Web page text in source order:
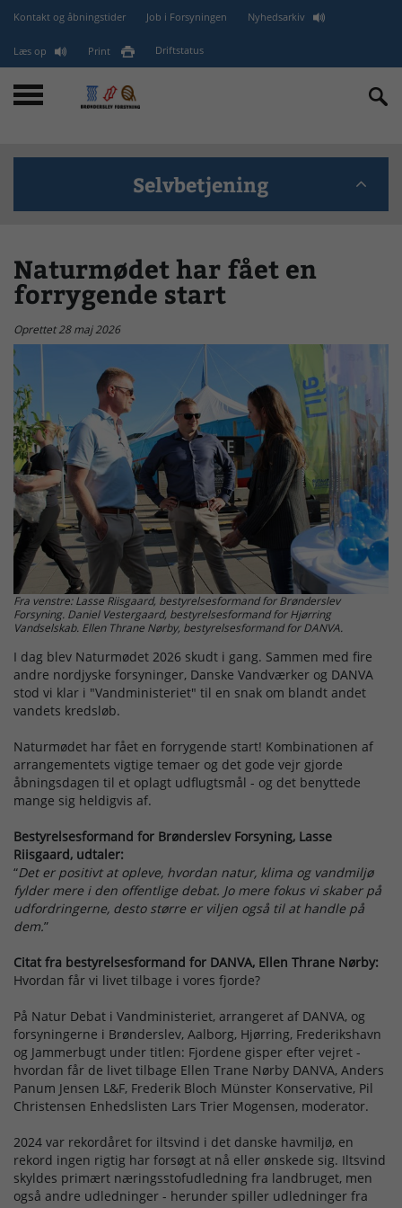
Kontakt og åbningstider Job i Forsyningen Nyhedsarkiv
Læs op Print Driftstatus
Selvbetjening
minForsyning
Driftsforstyrrelser
Naturmødet har fået en
forrygende start
Oprettet 28 maj 2026
Fra venstre: Lasse Riisgaard, bestyrelsesformand for Brønderslev
Forsyning. Daniel Vestergaard, bestyrelsesformand for Hjørring
Vandselskab. Ellen Thrane Nørby, bestyrelsesformand for DANVA.
I dag blev Naturmødet 2026 skudt i gang. Sammen med fire
andre nordjyske forsyninger, Danske Vandværker og DANVA
stod vi klar i "Vandministeriet" til en snak om blandt andet
vandets kredsløb.
Naturmødet har fået en forrygende start! Kombinationen af
arrangementets vigtige temaer og det gode vejr gjorde
åbningsdagen til et oplagt udflugtsmål - og det benyttede
mange sig heldigvis af.
Bestyrelsesformand for Brønderslev Forsyning, Lasse
Riisgaard, udtaler:
“Det er positivt at opleve, hvordan natur, klima og vandmiljø
fylder mere i den offentlige debat. Jo mere fokus vi skaber på
udfordringerne, desto større er viljen også til at handle på
dem.”
Citat fra bestyrelsesformand for DANVA, Ellen Thrane Nørby:
Hvordan får vi livet tilbage i vores fjorde?
På Natur Debat i Vandministeriet, arrangeret af DANVA, og
forsyningerne i Brønderslev, Aalborg, Hjørring, Frederikshavn
og Jammerbugt under titlen: Fjordene gisper efter vejret -
hvordan får de livet tilbage Ellen Trane Nørby DANVA, Anders
Panum Jensen L&F, Frederik Bloch Münster Konservative, Pil
Christensen Enhedslisten Lars Trier Mogensen, moderator.
2024 var rekordåret for iltsvind i det danske havmiljø, en
rekord ingen rigtig har forsøgt at nå eller ønskede sig. Iltsvind
skyldes primært næringsstofudledning fra landbruget, men
også andre udledninger - herunder spiller udledninger fra